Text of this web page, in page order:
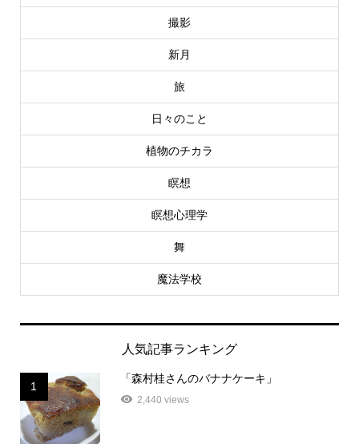
撮影
新月
旅
日々のこと
植物のチカラ
瞑想
瞑想心理学
舞
魔法学校
人気記事ランキング
1
「森村桂さんのバナナケーキ」
2,440 views